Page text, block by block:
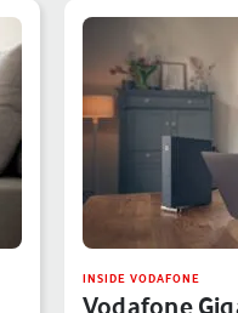
INSIDE VODAFONE
Vodafone